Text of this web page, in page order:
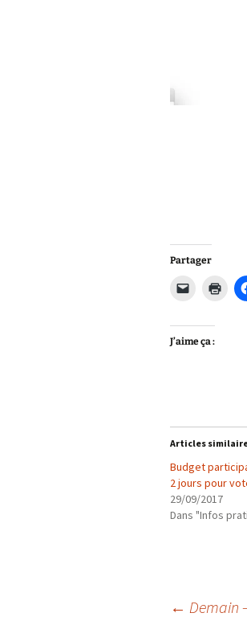
Partager
J’aime ça :
Articles
Budget
2 jours pour
29/09/2017
Dans "Infos
← Demain